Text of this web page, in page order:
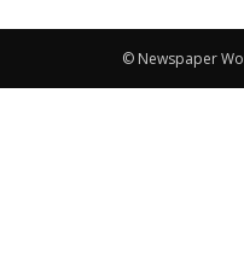
© Newspaper